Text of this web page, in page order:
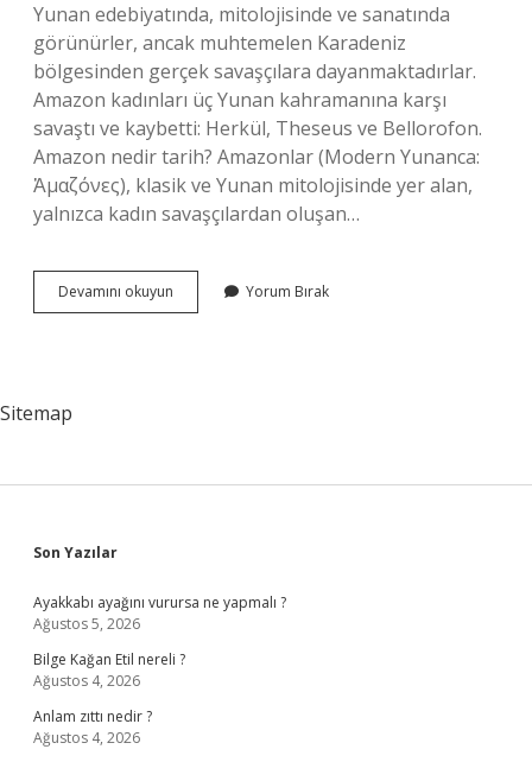
Yunan edebiyatında, mitolojisinde ve sanatında
görünürler, ancak muhtemelen Karadeniz
bölgesinden gerçek savaşçılara dayanmaktadırlar.
Amazon kadınları üç Yunan kahramanına karşı
savaştı ve kaybetti: Herkül, Theseus ve Bellorofon.
Amazon nedir tarih? Amazonlar (Modern Yunanca:
Ἀμαζόνες), klasik ve Yunan mitolojisinde yer alan,
yalnızca kadın savaşçılardan oluşan…
Devamını okuyun Amazonlar
Hangi
Yorum Bırak
Sitemap
Sidebar
Son Yazılar
Ayakkabı ayağını vurursa ne yapmalı ?
Ağustos 5, 2026
Bilge Kağan Etil nereli ?
Ağustos 4, 2026
Anlam zıttı nedir ?
Ağustos 4, 2026